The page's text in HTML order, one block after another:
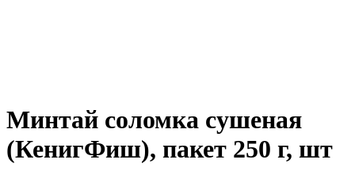
Минтай соломка сушеная
(КенигФиш), пакет 250 г, шт